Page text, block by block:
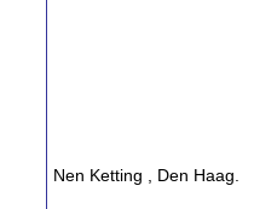
Nen Ketting , Den Haag.